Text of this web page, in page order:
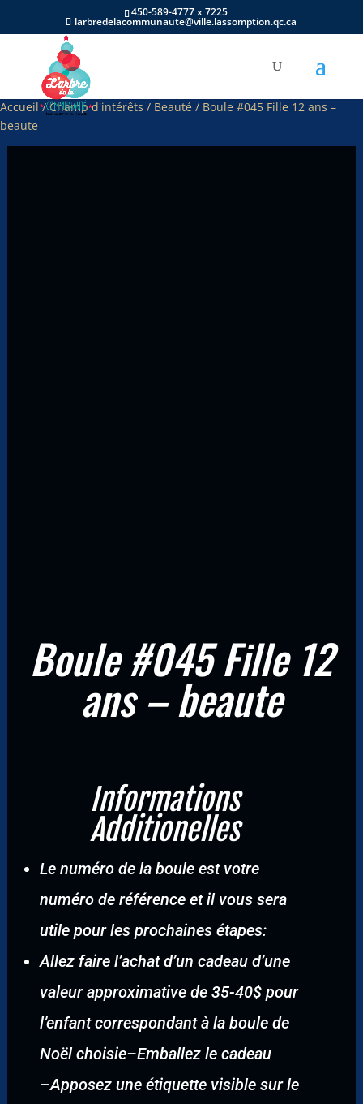
450-589-4777 x 7225
larbredelacommunaute@ville.lassomption.qc.ca
Accueil/Champ d'intérêts / Beauté / Boule #045 Fille 12 ans –
beaute
Boule #045 Fille 12
ans – beaute
Informations
Additionelles
Le numéro de la boule est votre
numéro de référence et il vous sera
utile pour les prochaines étapes:
Allez faire l’achat d’un cadeau d’une
valeur approximative de 35-40$ pour
l’enfant correspondant à la boule de
Noël choisie–Emballez le cadeau
–Apposez une étiquette visible sur le